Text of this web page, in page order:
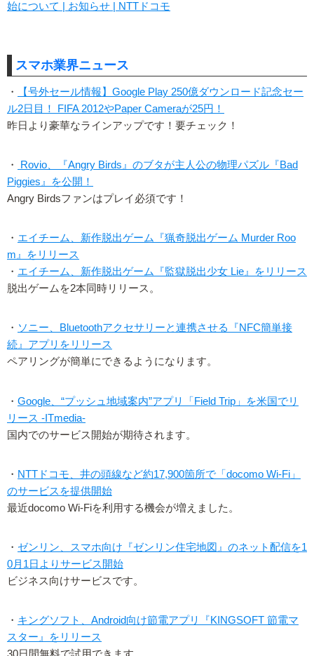
始について | お知らせ | NTTドコモ
スマホ業界ニュース
・
【号外セール情報】Google Play 250億ダウンロード記念セー
ル2日目！ FIFA 2012やPaper Cameraが25円！
昨日より豪華なラインアップです！要チェック！
・
Rovio、『Angry Birds』のブタが主人公の物理パズル『Bad
Piggies』を公開！
Angry Birdsファンはプレイ必須です！
・ エイチーム、新作脱出ゲーム『猟奇脱出ゲーム Murder Roo
m』をリリース
・ エイチーム、新作脱出ゲーム『監獄脱出少女 Lie』をリリース
脱出ゲームを2本同時リリース。
・ ソニー、Bluetoothアクセサリーと連携させる『NFC簡単接
続』アプリをリリース
ペアリングが簡単にできるようになります。
・ Google、“プッシュ地域案内”アプリ「Field Trip」を米国でリ
リース -ITmedia-
国内でのサービス開始が期待されます。
・ NTTドコモ、井の頭線など約17,900箇所で「docomo Wi-Fi」
のサービスを提供開始
最近docomo Wi-Fiを利用する機会が増えました。
・ ゼンリン、スマホ向け『ゼンリン住宅地図』のネット配信を1
0月1日よりサービス開始
ビジネス向けサービスです。
・ キングソフト、Android向け節電アプリ『KINGSOFT 節電マ
スター』をリリース